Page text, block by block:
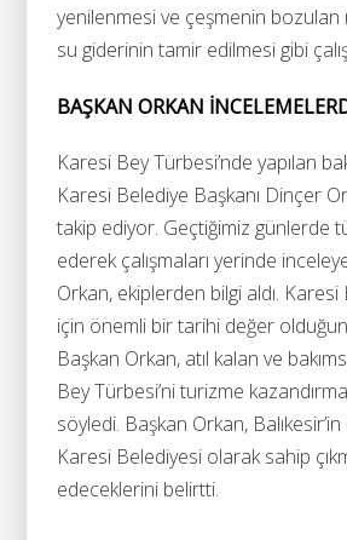
yenilenmesi ve çeşmenin bozulan
su giderinin tamir edilmesi gibi
BAŞKAN ORKAN
Karesi Bey Türbesi’nde yapılan
Karesi Belediye Başkanı Dinçer
takip ediyor. Geçtiğimiz günlerde
ederek çalışmaları yerinde
Orkan, ekiplerden bilgi aldı. Karesi
için önemli bir tarihi değer
Başkan Orkan, atıl kalan ve
Bey Türbesi’ni turizme
söyledi. Başkan Orkan,
Karesi Belediyesi olarak sahip
edeceklerini belirtti.